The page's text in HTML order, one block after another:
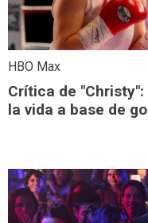
HBO Max
Crítica de
la vida a base de